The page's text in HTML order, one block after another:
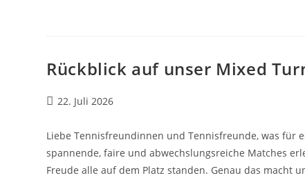
Rückblick auf unser Mixed
Beitrag
22. Juli 2026
Liebe Tennisfreundinnen und Tennisfreunde, was
spannende, faire und abwechslungsreiche Matches
Freude alle auf dem Platz standen. Genau das macht